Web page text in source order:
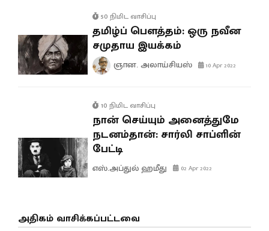
50 நிமிட வாசிப்பு
தமிழ்ப் பௌத்தம்: ஒரு நவீன
சமுதாய இயக்கம்
ஞான. அலாய்சியஸ் 10 Apr 2022
10 நிமிட வாசிப்பு
நான் செய்யும் அனைத்துமே
நடனம்தான்: சார்லி சாப்ளின்
பேட்டி
எஸ்.அப்துல் ஹமீது 02 Apr 2022
அதிகம் வாசிக்கப்பட்டவை